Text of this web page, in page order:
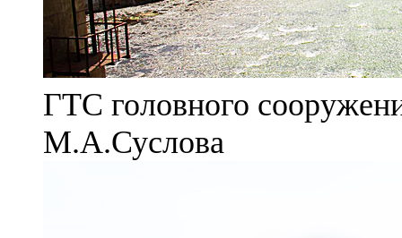
ГТС головного
М.А.Суслова